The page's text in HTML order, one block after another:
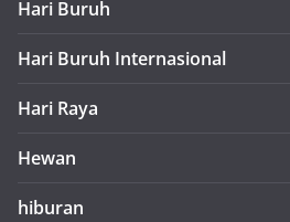
Hari Buruh
Hari Buruh Internasional
Hari Raya
Hewan
hiburan